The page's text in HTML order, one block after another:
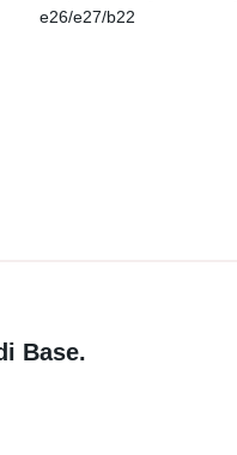
e26/e27/b22
Base.